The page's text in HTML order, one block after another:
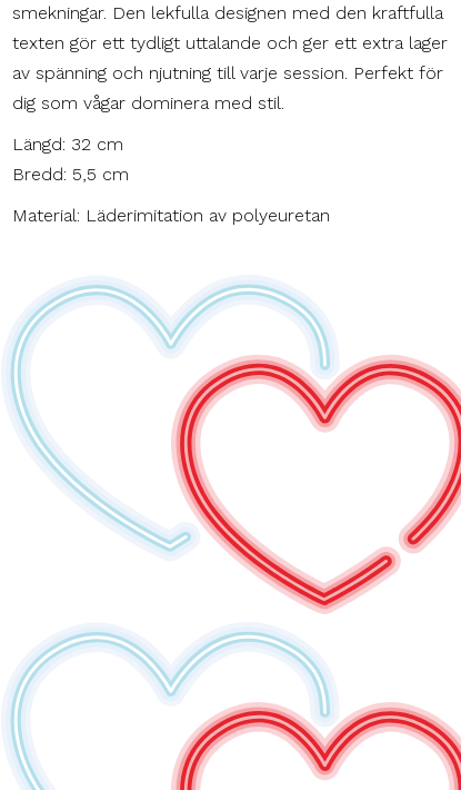
smekningar. Den lekfulla designen med den kraftfulla
texten gör ett tydligt uttalande och ger ett extra lager
av spänning och njutning till varje session. Perfekt för
dig som vågar dominera med stil.
Längd: 32 cm
Bredd: 5,5 cm
Material: Läderimitation av polyeuretan